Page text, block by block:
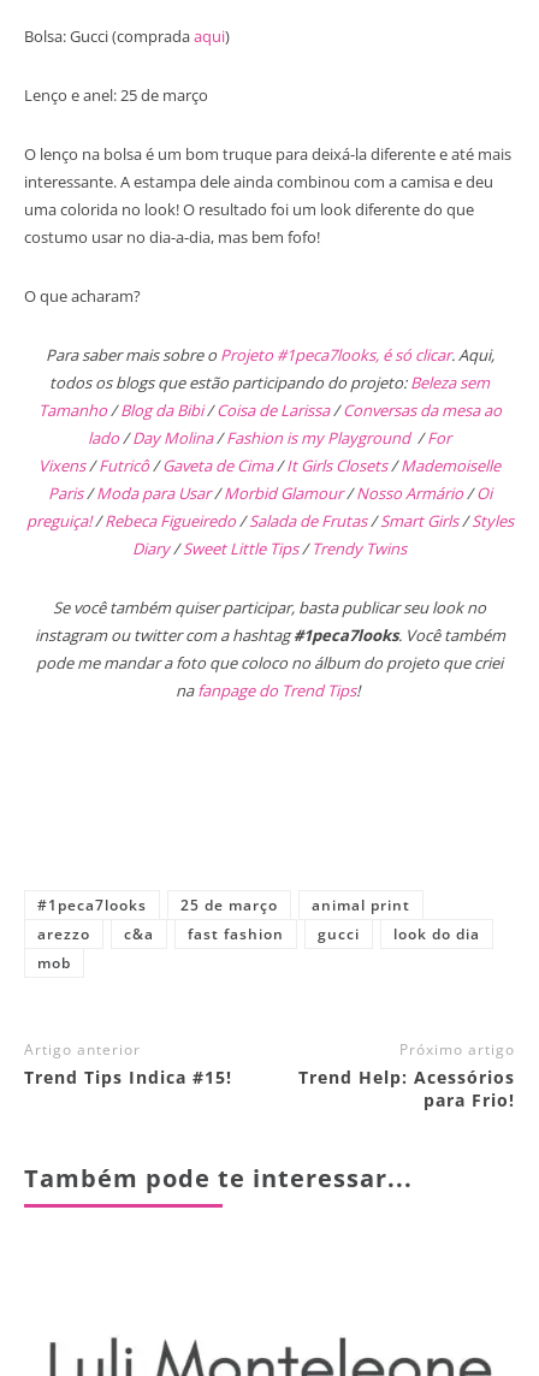
Bolsa: Gucci (compradaaqui)
Lenço e anel: 25 de março
O lenço na bolsa é um bom truque para deixá-la diferente e até mais
interessante. A estampa dele ainda combinou com a camisa e deu
uma colorida no look! O resultado foi um look diferente do que
costumo usar no dia-a-dia, mas bem fofo!
O que acharam?
Para saber mais sobre o Projeto #1peca7looks, é só clicar. Aqui,
todos os blogs que estão participando do projeto:Beleza sem
Tamanho/Blog da Bibi/Coisa de Larissa/Conversas da mesa ao
lado/Day Molina/Fashion is my Playground /For
Vixens/Futricô/Gaveta de Cima/It Girls Closets/Mademoiselle
Paris/Moda para Usar/Morbid Glamour/Nosso Armário/Oi
preguiça!/Rebeca Figueiredo/Salada de Frutas/Smart Girls/Styles
Diary/Sweet Little Tips/Trendy Twins
Se você também quiser participar, basta publicar seu look no
instagram ou twitter com a hashtag#1peca7looks. Você também
pode me mandar a foto que coloco no álbum do projeto que criei
nafanpage do Trend Tips!
#1peca7looks 25 de março
animal print
arezzo
c&a fast fashion gucci
look do dia
mob
Artigo anterior
Trend Tips Indica #15!
Próximo artigo
Trend Help: Acessórios
para Frio!
Também pode te interessar...